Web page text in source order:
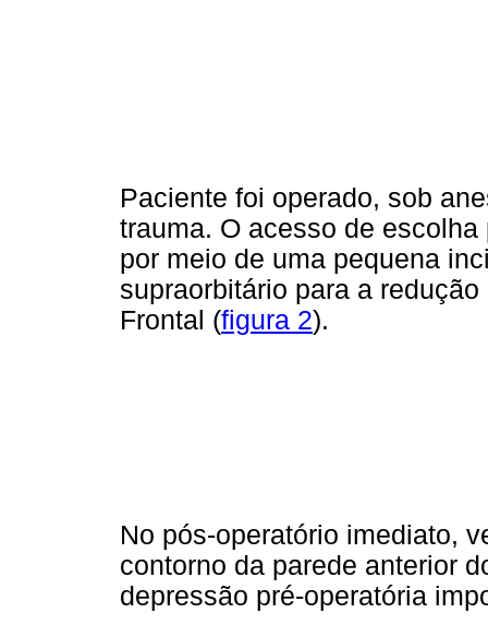
Paciente foi operado, sob
trauma. O acesso de
por meio de uma pequena
supraorbitário para a
Frontal (figura 2).
No pós-operatório imediato,
contorno da parede anterior
depressão pré-operatória